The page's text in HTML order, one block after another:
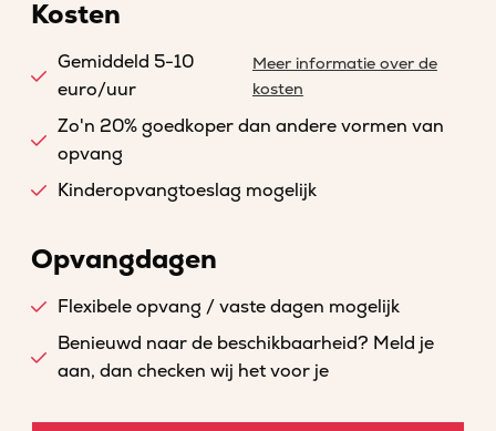
Kosten
Gemiddeld 5-10
euro/uur
Meer informatie over de
kosten
Zo'n 20% goedkoper dan andere vormen van
opvang
Kinderopvangtoeslag mogelijk
Opvangdagen
Flexibele opvang / vaste dagen mogelijk
Benieuwd naar de beschikbaarheid? Meld je
aan, dan checken wij het voor je